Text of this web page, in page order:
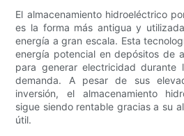
El almacenamiento hidroeléctrico
es la forma más antigua y
energía a gran escala. Esta
energía potencial en depósitos de
para generar electricidad durante
demanda. A pesar de sus
inversión, el almacenamiento
sigue siendo rentable gracias a su
útil.